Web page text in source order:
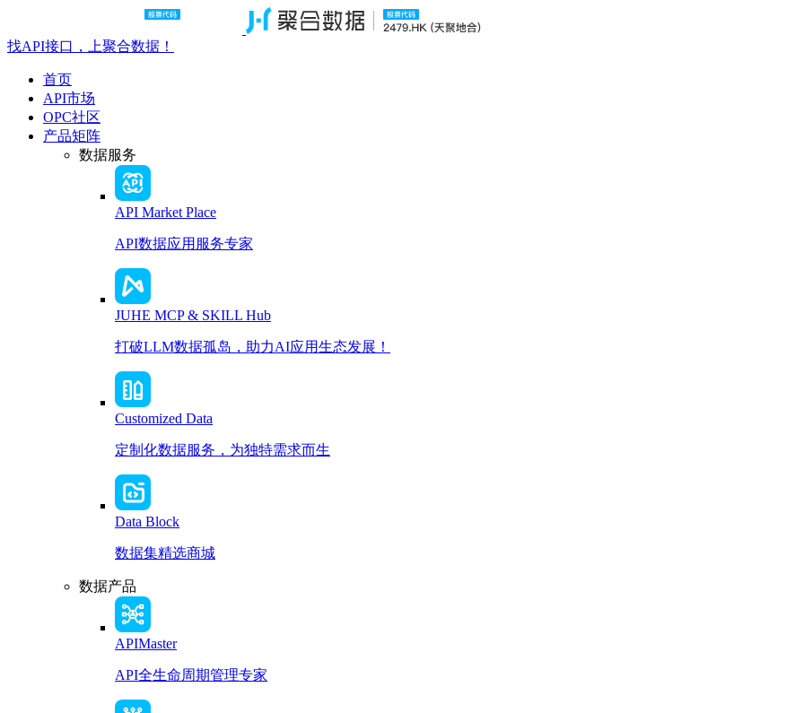
找API接口，上聚合数据！
首页
API市场
OPC社区
产品矩阵
数据服务
API Market Place
API数据应用服务专家
JUHE MCP & SKILL Hub
打破LLM数据孤岛，助力AI应用生态发展！
Customized Data
定制化数据服务，为独特需求而生
Data Block
数据集精选商城
数据产品
APIMaster
API全生命周期管理专家